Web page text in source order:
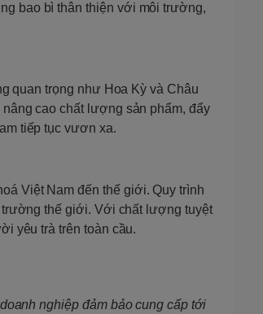
bao bì thân thiện với môi trường,
quan trọng như Hoa Kỳ và Châu
cao chất lượng sản phẩm, đẩy
tiếp tục vươn xa.
Việt Nam đến thế giới. Quy trình
trường thế giới. Với chất lượng tuyệt
yêu trà trên toàn cầu.
nghiệp đảm bảo cung cấp tới